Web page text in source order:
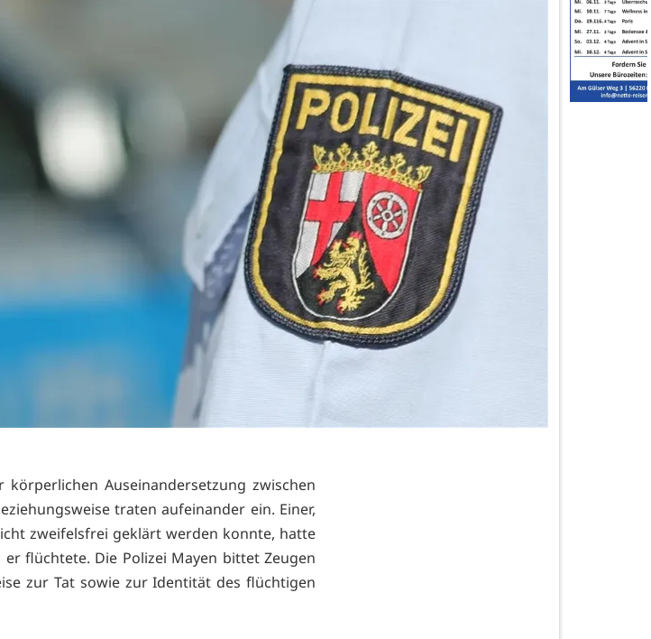
Auseinandersetzung zwischen
traten aufeinander ein. Einer,
zweifelsfrei geklärt werden konnte, hatte
flüchtete. Die Polizei Mayen bittet Zeugen
zur Tat sowie zur Identität des flüchtigen